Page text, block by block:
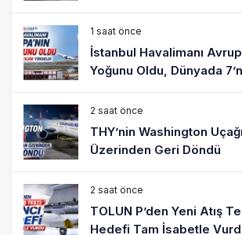
1 saat önce
İstanbul Havalimanı
Yoğunu Oldu, Dünyada
2 saat önce
THY’nin Washington
Üzerinden Geri Döndü
2 saat önce
TOLUN P’den Yeni Atış
Hedefi Tam İsabetle